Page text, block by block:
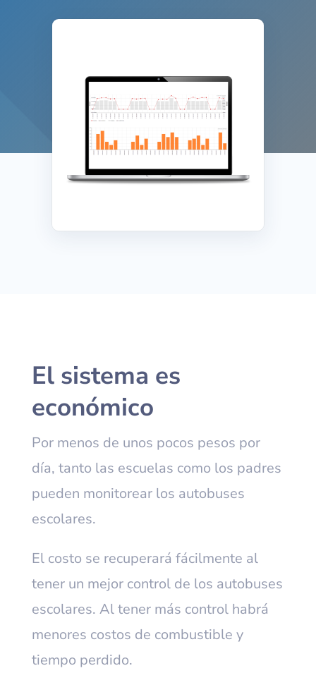
El sistema es
económico
Por menos de unos pocos pesos por
día, tanto las escuelas como los padres
pueden monitorear los autobuses
escolares.
El costo se recuperará fácilmente al
tener un mejor control de los autobuses
escolares. Al tener más control habrá
menores costos de combustible y
tiempo perdido.